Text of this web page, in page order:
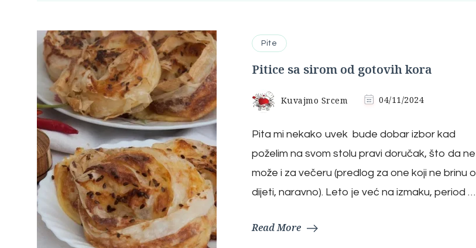
Pite
Pitice sa sirom od gotovih kora
Kuvajmo Srcem 04/11/2024
Pita mi nekako uvek bude dobar izbor kad
poželim na svom stolu pravi doručak, što da ne
može i za večeru (predlog za one koji ne brinu o
dijeti, naravno). Leto je već na izmaku, period …
Read More